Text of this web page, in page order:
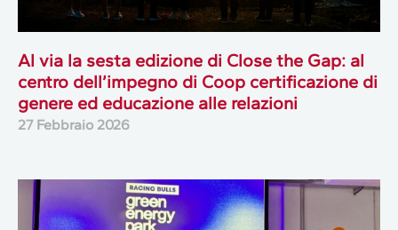
Al via la sesta edizione di Close the Gap: al
centro dell’impegno di Coop certificazione di
genere ed educazione alle relazioni
27 Febbraio 2026